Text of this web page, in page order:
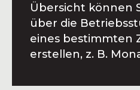
Übersicht können
über die
eines bestimmten
erstellen, z. B.